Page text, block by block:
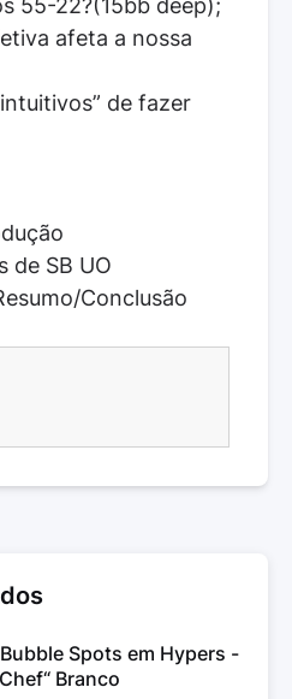
55-22?(15bb deep);
afeta a nossa
de fazer
de SB UO
Conclusão
Spots em Hypers -
Branco